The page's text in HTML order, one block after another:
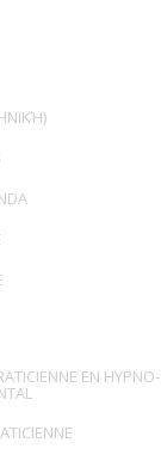
EN HYPNO-